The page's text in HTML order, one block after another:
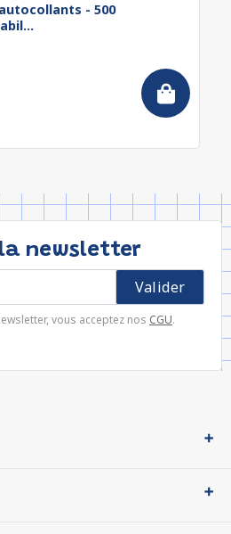
- 500
newsletter
vous acceptez nos CGU.